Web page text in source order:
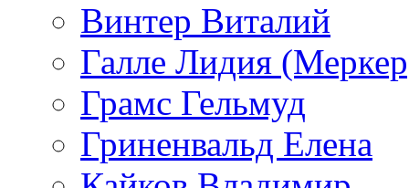
Винтер Виталий
Галле Лидия
Грамс Гельмуд
Гриненвальд Елена